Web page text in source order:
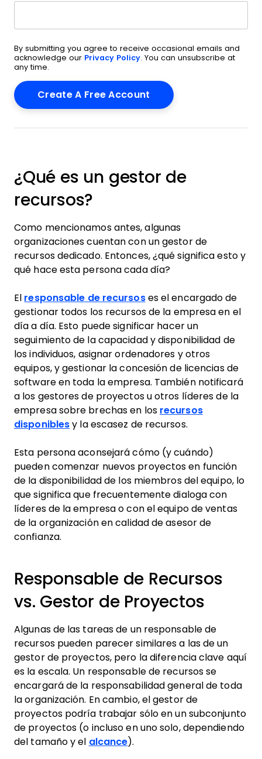
By submitting you agree to receive occasional emails and
acknowledge our Privacy Policy. You can unsubscribe at
any time.
¿Qué es un gestor de
recursos?
Como mencionamos antes, algunas
organizaciones cuentan con un gestor de
recursos dedicado. Entonces, ¿qué significa esto y
qué hace esta persona cada día?
El responsable de recursoses el encargado de
gestionar todos los recursos de la empresa en el
día a día. Esto puede significar hacer un
seguimiento de la capacidad y disponibilidad de
los individuos, asignar ordenadores y otros
equipos, y gestionar la concesión de licencias de
software en toda la empresa. También notificará
a los gestores de proyectos u otros líderes de la
empresa sobre brechas en los recursos
disponibles y la escasez de recursos.
Esta persona aconsejará cómo (y cuándo)
pueden comenzar nuevos proyectos en función
de la disponibilidad de los miembros del equipo, lo
que significa que frecuentemente dialoga con
líderes de la empresa o con el equipo de ventas
de la organización en calidad de asesor de
confianza.
Responsable de Recursos
vs. Gestor de Proyectos
Algunas de las tareas de un responsable de
recursos pueden parecer similares a las de un
gestor de proyectos, pero la diferencia clave aquí
es la escala. Un responsable de recursos se
encargará de la responsabilidad general de toda
la organización. En cambio, el gestor de
proyectos podría trabajar sólo en un subconjunto
de proyectos (o incluso en uno solo, dependiendo
del tamaño y el alcance).